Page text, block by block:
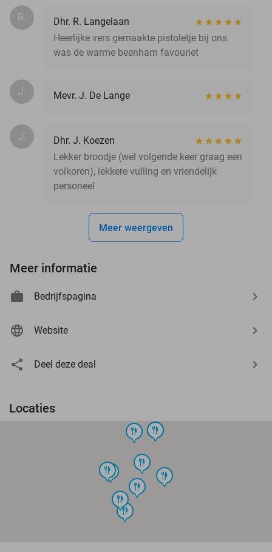
R.
Dhr. R. Langelaan
Heerlijke vers gemaakte pistoletje bij ons
was de warme beenham favouriet
J. Mevr. J. De Lange
J.
Dhr. J. Koezen
Lekker broodje (wel volgende keer graag een
volkoren), lekkere vulling en vriendelijk
personeel
Meer weergeven
Meer informatie
Bedrijfspagina
Website
Deel deze deal
Locaties
food
food
food
food
food
food
food
food food
food